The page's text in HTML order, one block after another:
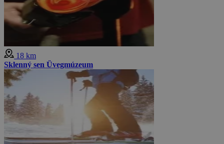
18 km
Sklenný sen Üvegmúzeum